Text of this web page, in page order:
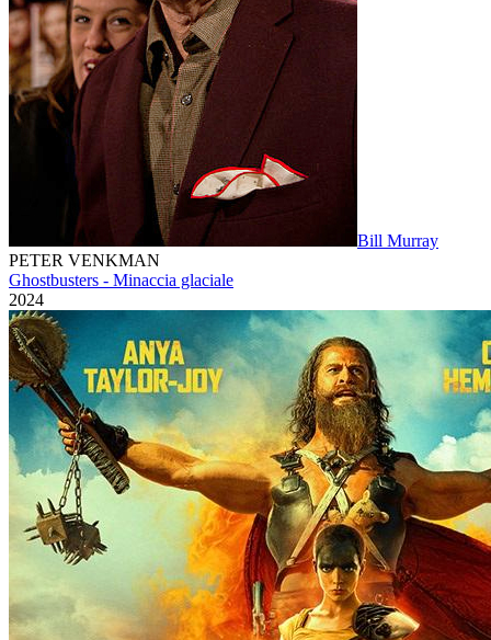
Bill Murray
PETER VENKMAN
Ghostbusters - Minaccia glaciale
2024